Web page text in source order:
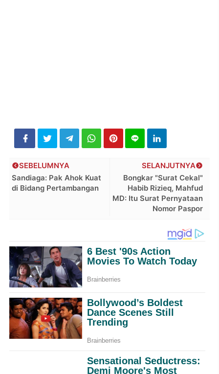
SELANJUTNYA
Bongkar "Surat Cekal"
Habib Rizieq, Mahfud
MD: Itu Surat Pernyataan
Nomor Paspor
SEBELUMNYA
Sandiaga: Pak Ahok Kuat
di Bidang Pertambangan